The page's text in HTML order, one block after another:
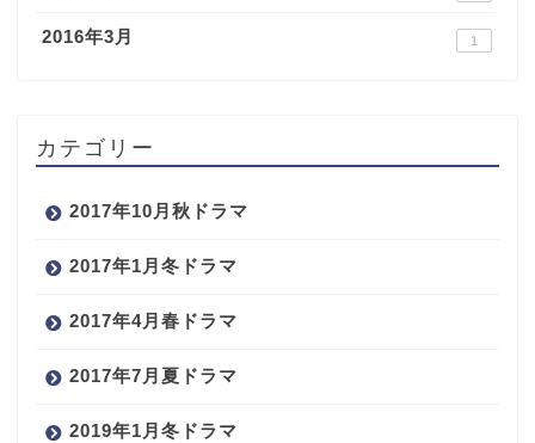
2016年3月 1
カテゴリー
2017年10月秋ドラマ
2017年1月冬ドラマ
2017年4月春ドラマ
2017年7月夏ドラマ
2019年1月冬ドラマ